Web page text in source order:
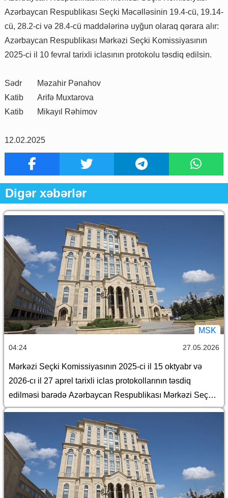
Azərbaycan Respublikası Seçki Məcəlləsinin 19.4-cü, 19.14-
cü, 28.2-ci və 28.4-cü maddələrinə uyğun olaraq qərara alır:
Azərbaycan Respublikası Mərkəzi Seçki Komissiyasının
2025-ci il 10 fevral tarixli iclasının protokolu təsdiq edilsin.
Sədr
Məzahir Pənahov
Katib
Arifə Muxtarova
Katib
Mikayıl Rəhimov
12.02.2025
Digər xəbərlər
MSK
04:24 27.05.2026
Mərkəzi Seçki Komissiyasının 2025-ci il 15 oktyabr və
2026-cı il 27 aprel tarixli iclas protokollarının təsdiq
edilməsi barədə Azərbaycan Respublikası Mərkəzi Seçki
Komissiyasının qərarı